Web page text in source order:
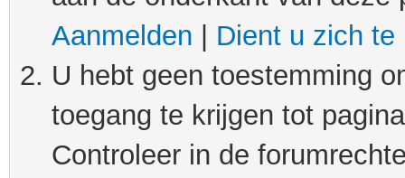
Aanmelden
Dient u zich te
U hebt geen toestemming
toegang te krijgen tot
Controleer in de